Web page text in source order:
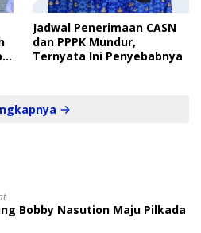
Jadwal Penerimaan CASN
dan PPPK Mundur,
Ternyata Ini Penyebabnya
Bobby Nasution Maju Pilkada